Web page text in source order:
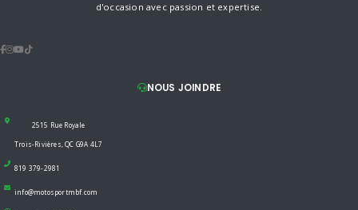
d'occasion avec passion et expertise.
NOUS JOINDRE
2515 Rue Royale
Trois-Rivières, QC G9A 4L7
819 379-2981
info@motosportmbf.com